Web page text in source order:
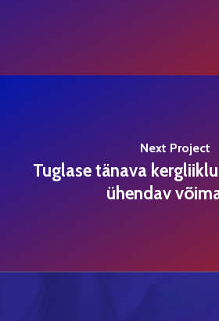
Next Project
Tuglase tänava
ühendav